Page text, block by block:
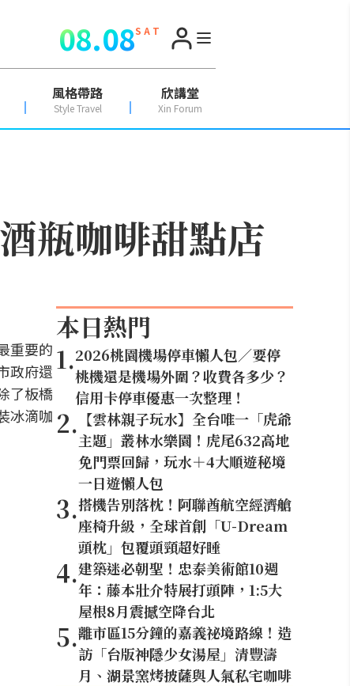
08.08S A T
風格帶路
Style Travel
欣講堂
Xin Forum
瓶咖啡甜點店
重要的
政府還
了板橋
冰滴咖
本日熱門
1.2026桃園機場停車懶人包／要停
桃機還是機場外圍？收費各多少？
信用卡停車優惠一次整理！
2. 【雲林親子玩水】全台唯一「虎爺
主題」叢林水樂園！虎尾632高地
免門票回歸，玩水＋4大順遊秘境
一日遊懶人包
3.搭機告別落枕！阿聯酋航空經濟艙
座椅升級，全球首創「U-Dream
頭枕」包覆頭頸超好睡
4.建築迷必朝聖！忠泰美術館10週
年：藤本壯介特展打頭陣，1:5大
屋根8月震撼空降台北
5.離市區15分鐘的嘉義祕境路線！造
訪「台版神隱少女湯屋」清豐濤
月、湖景窯烤披薩與人氣私宅咖啡